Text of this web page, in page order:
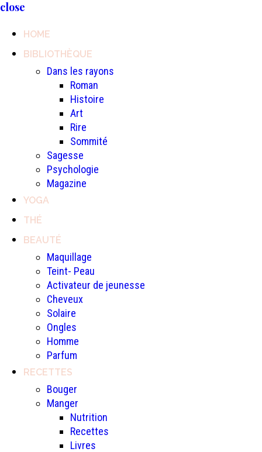
close
HOME
BIBLIOTHÈQUE
Dans les rayons
Roman
Histoire
Art
Rire
Sommité
Sagesse
Psychologie
Magazine
YOGA
THÉ
BEAUTÉ
Maquillage
Teint- Peau
Activateur de jeunesse
Cheveux
Solaire
Ongles
Homme
Parfum
RECETTES
Bouger
Manger
Nutrition
Recettes
Livres